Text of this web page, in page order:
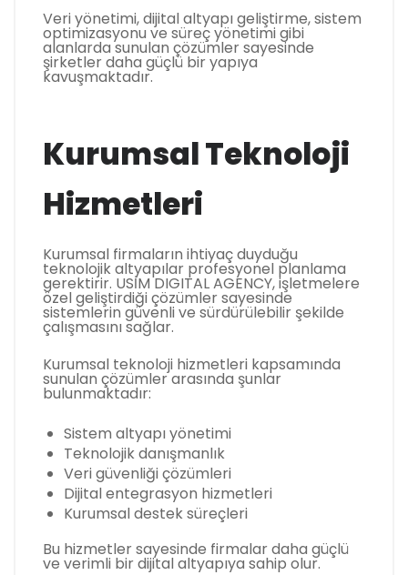
Veri yönetimi, dijital altyapı geliştirme, sistem
optimizasyonu ve süreç yönetimi gibi
alanlarda sunulan çözümler sayesinde
şirketler daha güçlü bir yapıya
kavuşmaktadır.
Kurumsal Teknoloji
Hizmetleri
Kurumsal firmaların ihtiyaç duyduğu
teknolojik altyapılar profesyonel planlama
gerektirir. USİM DIGITAL AGENCY, işletmelere
özel geliştirdiği çözümler sayesinde
sistemlerin güvenli ve sürdürülebilir şekilde
çalışmasını sağlar.
Kurumsal teknoloji hizmetleri kapsamında
sunulan çözümler arasında şunlar
bulunmaktadır:
Sistem altyapı yönetimi
Teknolojik danışmanlık
Veri güvenliği çözümleri
Dijital entegrasyon hizmetleri
Kurumsal destek süreçleri
Bu hizmetler sayesinde firmalar daha güçlü
ve verimli bir dijital altyapıya sahip olur.